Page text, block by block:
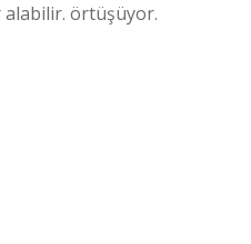
örtüşüyor.